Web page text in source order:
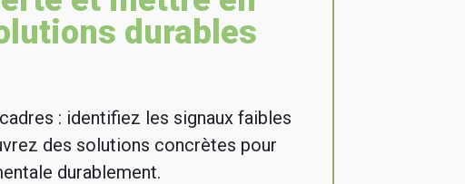
durables
: identifiez les signaux faibles
des solutions concrètes pour
durablement.